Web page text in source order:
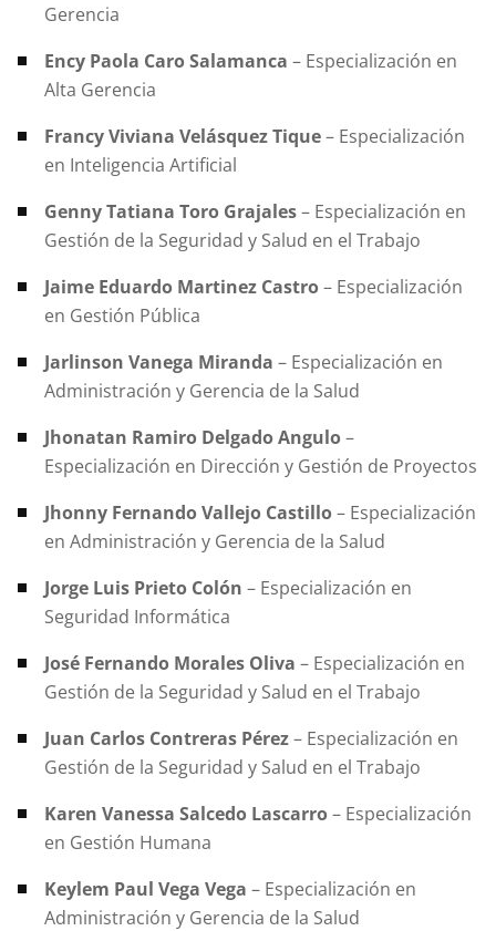
Gerencia
Ency Paola Caro Salamanca – Especialización en
Alta Gerencia
Francy Viviana Velásquez Tique– Especialización
en Inteligencia Artificial
Genny Tatiana Toro Grajales– Especialización en
Gestión de la Seguridad y Salud en el Trabajo
Jaime Eduardo Martinez Castro– Especialización
en Gestión Pública
Jarlinson Vanega Miranda – Especialización en
Administración y Gerencia de la Salud
Jhonatan Ramiro Delgado Angulo–
Especialización en Dirección y Gestión de Proyectos
Jhonny Fernando Vallejo Castillo– Especialización
en Administración y Gerencia de la Salud
Jorge Luis Prieto Colón – Especialización en
Seguridad Informática
José Fernando Morales Oliva – Especialización en
Gestión de la Seguridad y Salud en el Trabajo
Juan Carlos Contreras Pérez– Especialización en
Gestión de la Seguridad y Salud en el Trabajo
Karen Vanessa Salcedo Lascarro– Especialización
en Gestión Humana
Keylem Paul Vega Vega – Especialización en
Administración y Gerencia de la Salud